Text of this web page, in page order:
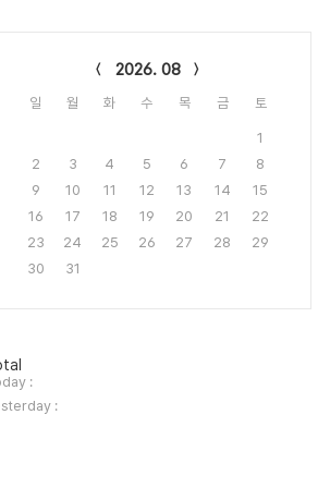
2026. 08
일 월 화 수 목 금 토
1
2
3 4 5 6 7
8
9
10 11 12 13 14
15
16
17 18 19 20 21
22
23
24 25 26 27 28
29
30
31
:
: